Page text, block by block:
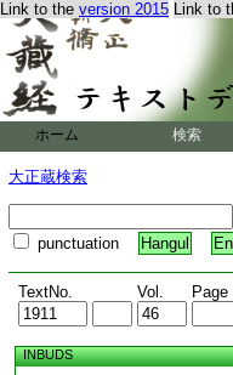
Link to the version 2015 Link to
ホーム 検索
大正蔵検索
punctuation Hangul
TextNo. Vol. Page
INBUDS